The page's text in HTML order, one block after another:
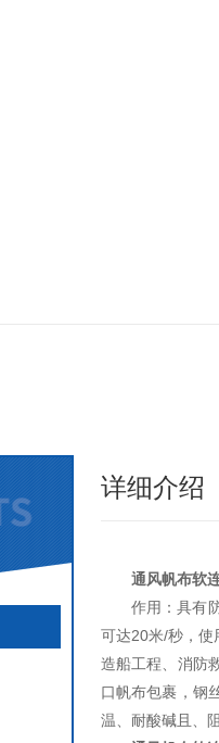
详细介绍
通风帆布软
作用：具有
可达20米/秒，使
造船工程、消防
口帆布包裹，钢
温、耐酸碱且、